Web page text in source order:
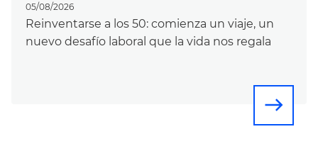
05/08/2026
Reinventarse a los 50: comienza un viaje, un
nuevo desafío laboral que la vida nos regala
east